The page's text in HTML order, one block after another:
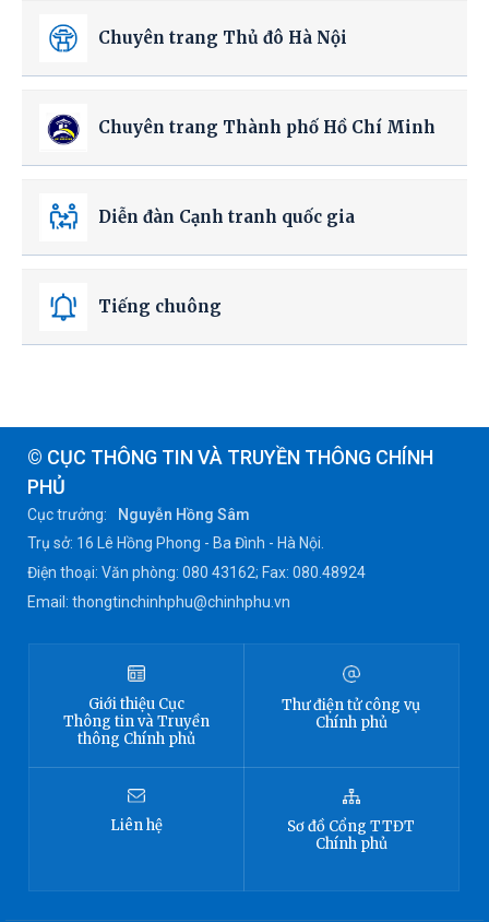
Chuyên trang Thủ đô Hà Nội
Chuyên trang Thành phố Hồ Chí Minh
Diễn đàn Cạnh tranh quốc gia
Tiếng chuông
© CỤC THÔNG TIN VÀ TRUYỀN THÔNG CHÍNH
PHỦ
Cục trưởng:
Nguyễn Hồng Sâm
Trụ sở: 16 Lê Hồng Phong - Ba Đình - Hà Nội.
Điện thoại: Văn phòng: 080 43162; Fax: 080.48924
Email: thongtinchinhphu@chinhphu.vn
Giới thiệu Cục
Thông tinvà Truyền
thông Chính phủ
Thư điện tử công vụ
Chính phủ
Liên hệ Sơ đồ Cổng TTĐT
Chính phủ